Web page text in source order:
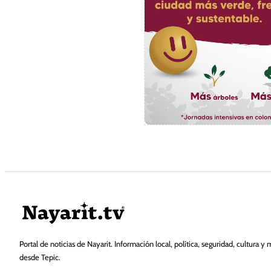
Portal de noticias de Nayarit. Información local, política, seguridad, cultura y
desde Tepic.